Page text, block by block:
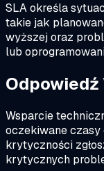
SLA określa
takie jak
wyższej oraz
lub
Odpowiedź
Wsparcie
oczekiwane
krytyczności
krytycznych